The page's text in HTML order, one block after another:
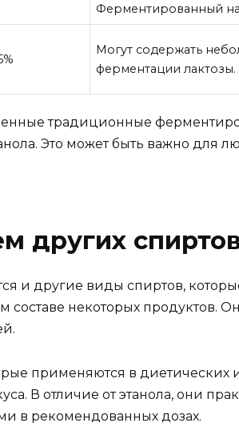
Ферментированный
Могут содержать
ферментации лактозы.
традиционные
Это может быть важно для
других
и другие виды спиртов,
некоторых продуктов.
применяются в диетических
В отличие от этанола, они
в рекомендованных дозах.